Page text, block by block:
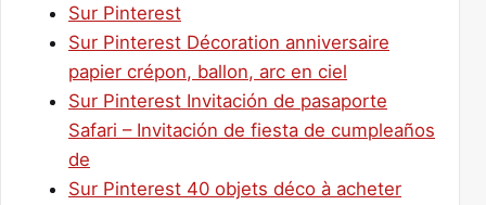
Sur Pinterest
Sur Pinterest Décoration anniversaire
papier crépon, ballon, arc en ciel
Sur Pinterest Invitación de pasaporte
Safari – Invitación de fiesta de cumpleaños
de
Sur Pinterest 40 objets déco à acheter